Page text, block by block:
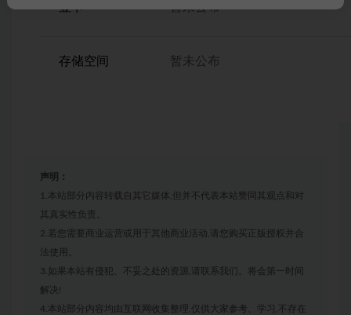
显卡
存储空间
暂未公布
暂未公布
声明：
1.本站部分内容转载自其它媒体,但并不代表本站赞同其观点和对
其真实性负责。
2.若您需要商业运营或用于其他商业活动,请您购买正版授权并合
法使用。
3.如果本站有侵犯、不妥之处的资源,请联系我们。将会第一时间
解决!
4.本站部分内容均由互联网收集整理,仅供大家参考、学习,不存在